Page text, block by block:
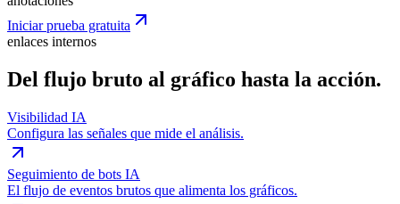
Iniciar prueba gratuita
enlaces internos
Del flujo bruto al gráfico hasta la acción.
Visibilidad IA
Configura las señales que mide el análisis.
Seguimiento de bots IA
El flujo de eventos brutos que alimenta los gráficos.